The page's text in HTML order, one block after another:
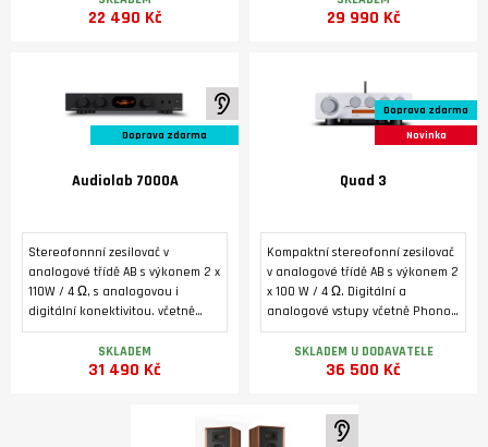
výztuhami a masivními nožkami je
reproduktorem s měkkou, ultra
lehkou kalotovou membránou o
průměru 29 mm. Vyznačuje se
frekvenčním rozsahem a širokým
22 490 Kč
Neo PSU MK2. Základna je
motor pohání talíř
prostřednictvím referenčního
29 990 Kč
K poslechu ve studiu
Doprava zdarma
Audiolab 7000A
Stereofonnní zesilovač v
analogové třídě AB s výkonem 2 x
110W / 4 Ω, s analogovou i
digitální konektivitou. včetně
Phono MM, HDMI ARC a USB B pro
počítač. 32-bitový D/A převodník
ES9038Q2M, MQA dekodér,
SKLADEM
31 490 Kč
Doprava zdarma
Novinka
Quad 3
Kompaktní stereofonní zesilovač
v analogové třídě AB s výkonem 2
x 100 W / 4 Ω. Digitální a
analogové vstupy včetně Phono
MM a HDMI ARC. Bluetooth 5.1.
Podsvícený alfanumerický LCD
displej, toroidní transformátor,
koncový zesilovač.
SKLADEM U DODAVATELE
36 500 Kč